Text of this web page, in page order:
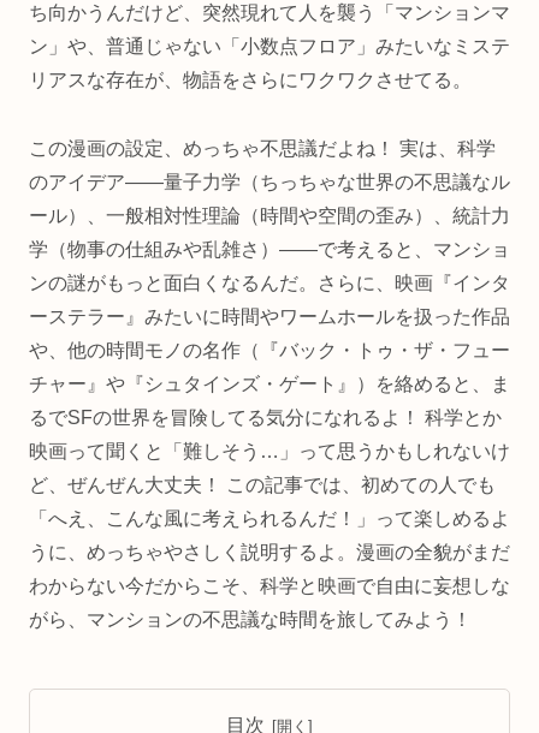
ち向かうんだけど、突然現れて人を襲う「マンションマ
ン」や、普通じゃない「小数点フロア」みたいなミステ
リアスな存在が、物語をさらにワクワクさせてる。
この漫画の設定、めっちゃ不思議だよね！ 実は、科学
のアイデア——量子力学（ちっちゃな世界の不思議なル
ール）、一般相対性理論（時間や空間の歪み）、統計力
学（物事の仕組みや乱雑さ）——で考えると、マンショ
ンの謎がもっと面白くなるんだ。さらに、映画『インタ
ーステラー』みたいに時間やワームホールを扱った作品
や、他の時間モノの名作（『バック・トゥ・ザ・フュー
チャー』や『シュタインズ・ゲート』）を絡めると、ま
るでSFの世界を冒険してる気分になれるよ！ 科学とか
映画って聞くと「難しそう…」って思うかもしれないけ
ど、ぜんぜん大丈夫！ この記事では、初めての人でも
「へえ、こんな風に考えられるんだ！」って楽しめるよ
うに、めっちゃやさしく説明するよ。漫画の全貌がまだ
わからない今だからこそ、科学と映画で自由に妄想しな
がら、マンションの不思議な時間を旅してみよう！
目次